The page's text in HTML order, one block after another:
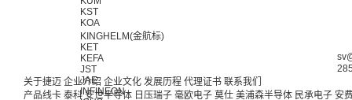
KST
KOA
KINGHELM(金航标)
KET
KEFA
JST
JAE
INFINEON
关于捷迈 企业介绍 企业文化 发展历程 代理证书 联系我们
产品线卡 泰科 安世半导体 日压瑞子 毫欧电子 莫仕 美浦森半导体 民承电子 安